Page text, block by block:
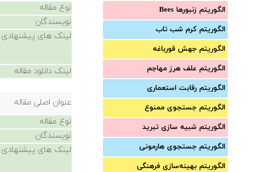
الگوریتم زنبورها Bees
الگوریتم کرم شب تاب
الگوریتم جهش قورباغه
الگوریتم علف هرز مهاجم
الگوریتم رقابت استعماری
الگوریتم جستجوی ممنوع
الگوریتم شبیه سازی تبرید
الگوریتم جستجوی هارمونی
الگوریتم بهینه‌سازی فرهنگی
نوع مقاله
نویسندگان
لینک های پیشنهادی
لینک دانلود مقاله
عنوان اصلی مقاله
نوع مقاله
نویسندگان
لینک های پیشنهادی